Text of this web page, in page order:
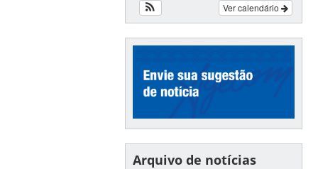
Ver calendário
Arquivo de notícias